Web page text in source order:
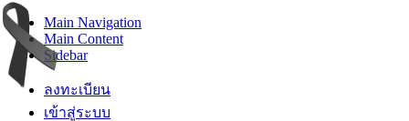
Main Navigation
Main Content
Sidebar
ลงทะเบียน
เข้าสู่ระบบ